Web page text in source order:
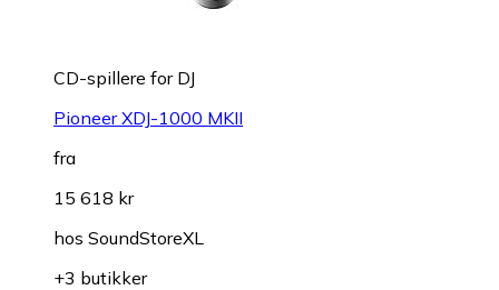
CD-spillere for DJ
Pioneer XDJ-1000 MKII
fra
15 618 kr
hos SoundStoreXL
+3 butikker